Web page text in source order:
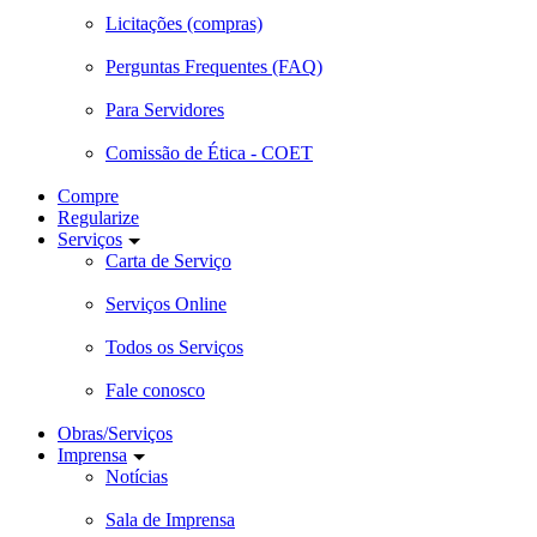
Licitações (compras)
Perguntas Frequentes (FAQ)
Para Servidores
Comissão de Ética - COET
Compre
Regularize
Serviços
Carta de Serviço
Serviços Online
Todos os Serviços
Fale conosco
Obras/Serviços
Imprensa
Notícias
Sala de Imprensa